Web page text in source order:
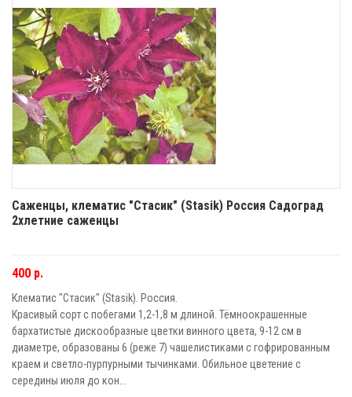
Саженцы, клематис "Стасик" (Stasik) Россия Садоград
2хлетние саженцы
400 р.
Клематис "Стасик" (Stasik). Россия.
Красивый сорт с побегами 1,2-1,8 м длиной. Тёмноокрашенные
бархатистые дискообразные цветки винного цвета, 9-12 см в
диаметре, образованы 6 (реже 7) чашелистиками с гофрированным
краем и светло-пурпурными тычинками. Обильное цветение с
середины июля до кон...